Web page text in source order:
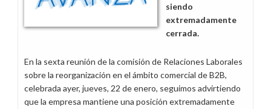
siendo
extremadamente
cerrada.
En la sexta reunión de la comisión de Relaciones Laborales
sobre la reorganización en el ámbito comercial de B2B,
celebrada ayer, jueves, 22 de enero, seguimos advirtiendo
que la empresa mantiene una posición extremadamente